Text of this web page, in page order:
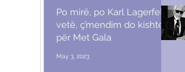
Po mirë, po Karl Lagerfeld
vetë, ç’mendim do kishte
për Met Gala
May 3, 2023